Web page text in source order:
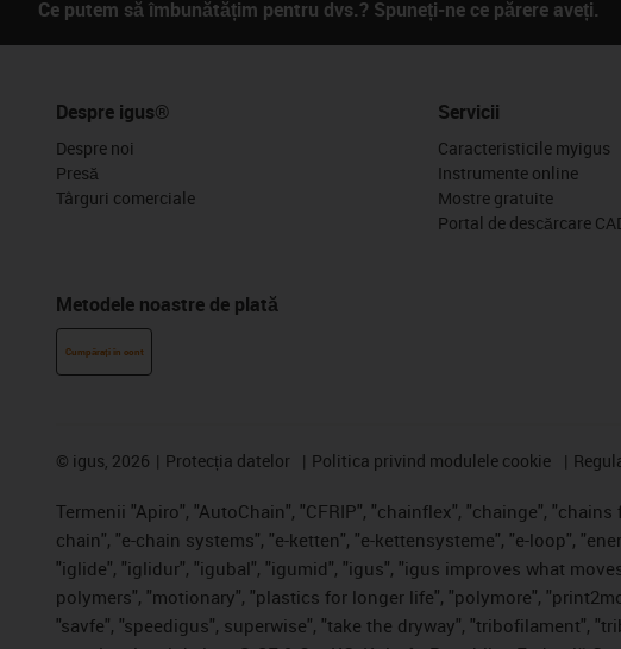
Ce putem să îmbunătățim pentru dvs.? Spuneți-ne ce părere aveți.
Despre igus®
Despre noi
Presă
Târguri comerciale
Metodele noastre de plată
Cumpărați în cont
Servicii
Caracteristicile myigus
Instrumente online
Mostre gratuite
Portal de descărcare
© igus, 2026 Protecția datelor Politica privind modulele cookie
Termenii "Apiro", "AutoChain", "CFRIP", "chainflex", "chainge",
chain", "e-chain systems", "e-ketten", "e-kettensysteme", "e-loop",
"iglide", "iglidur", "igubal", "igumid", "igus", "igus improves what
polymers", "motionary", "plastics for longer life", "polymore",
"savfe", "speedigus", superwise", "take the dryway", "tribofilament",